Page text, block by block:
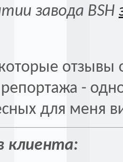
завода BSH
отзывы
-
для меня
клиента: